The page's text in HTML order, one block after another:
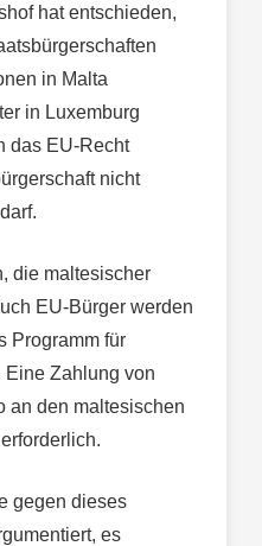
hat entschieden,
in Malta
in Luxemburg
das EU-Recht
nicht
die maltesischer
EU-Bürger werden
Programm für
Eine Zahlung von
an den maltesischen
gegen dieses
es